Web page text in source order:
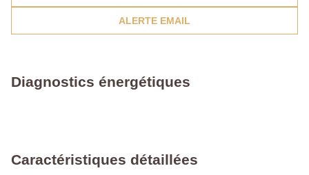
ALERTE EMAIL
Diagnostics énergétiques
Caractéristiques détaillées